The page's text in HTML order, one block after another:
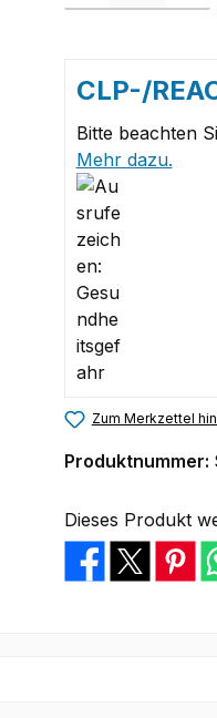
CLP-/
Bitte beachten
Mehr dazu.
Zum Merkzettel
Produktnummer:
Dieses Produkt